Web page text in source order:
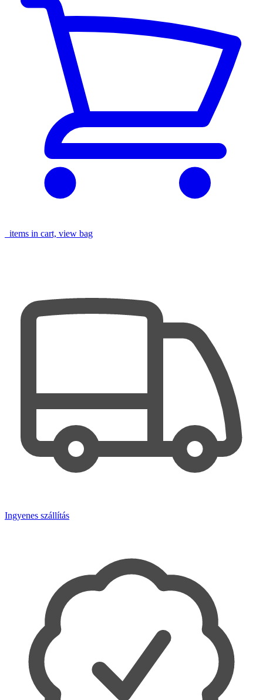
items in cart, view bag
Ingyenes szállítás